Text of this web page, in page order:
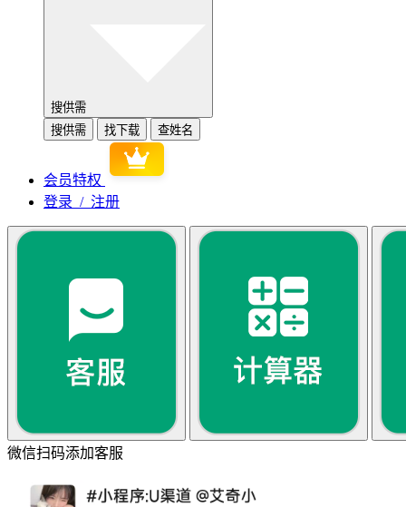
搜供需
搜供需
找下载 查姓名
会员特权
登录 / 注册
微信扫码添加客服